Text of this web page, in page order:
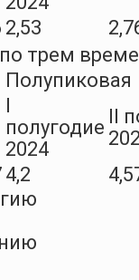
2,53
трем
Полупиковая
полугодие
2024
II
4,2